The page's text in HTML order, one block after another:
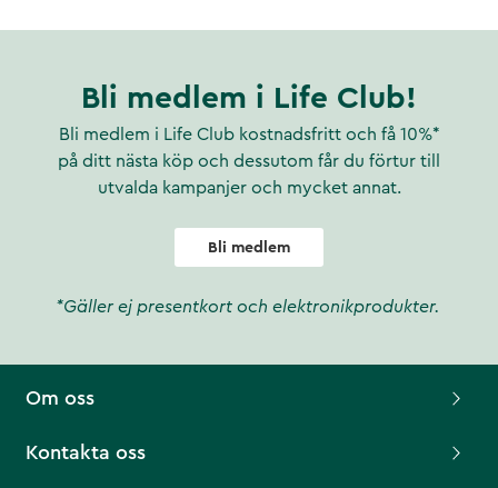
Bli medlem i Life Club!
Bli medlem i Life Club kostnadsfritt och få 10%*
på ditt nästa köp och dessutom får du förtur till
utvalda kampanjer och mycket annat.
Bli medlem
*Gäller ej presentkort och elektronikprodukter.
Om oss
Kontakta oss